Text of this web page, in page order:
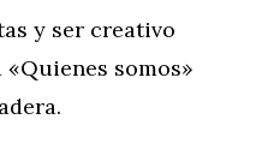
y ser creativo
somos»